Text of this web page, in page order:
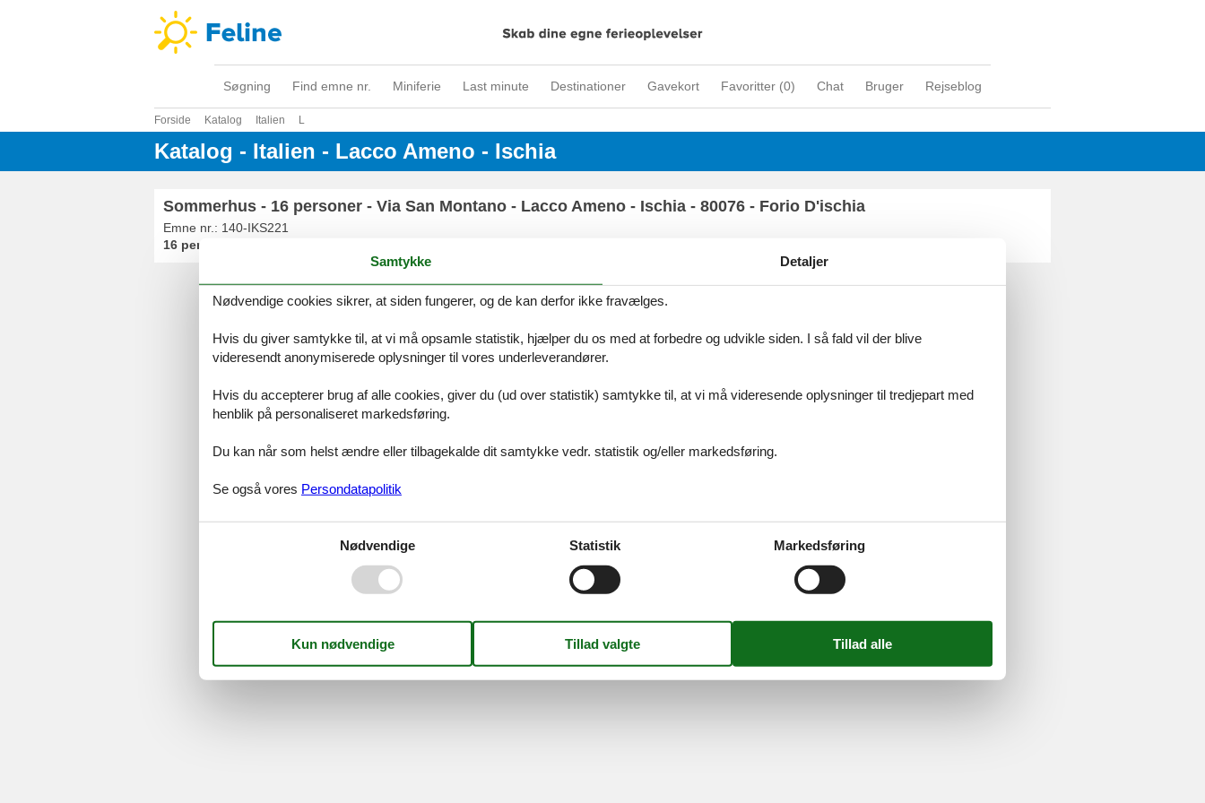
Søgning Find emne nr. Miniferie Last minute Destinationer Gavekort Favoritter (0) Chat Bruger Rejseblog
Forside Katalog Italien L
Katalog - Italien - Lacco Ameno - Ischia
Sommerhus - 16 personer - Via San Montano - Lacco Ameno - Ischia - 80076 - Forio D'ischia
Emne nr.: 140-IKS221
16 personer
Gavekort
Tilbudsmail
Persondatapolitik
Cookies
FAQ
Kontakt
©Feline Holidays-Feline Holidays A/S
Følg os
Samtykke Detaljer
Nødvendige cookies sikrer, at siden fungerer, og de kan derfor ikke fravælges.
Hvis du giver samtykke til, at vi må opsamle statistik, hjælper du os med at forbedre og udvikle siden. I så fald vil der blive
videresendt anonymiserede oplysninger til vores underleverandører.
Hvis du accepterer brug af alle cookies, giver du (ud over statistik) samtykke til, at vi må videresende oplysninger til tredjepart med
henblik på personaliseret markedsføring.
Du kan når som helst ændre eller tilbagekalde dit samtykke vedr. statistik og/eller markedsføring.
Se også vores Persondatapolitik
Nødvendige Statistik Markedsføring